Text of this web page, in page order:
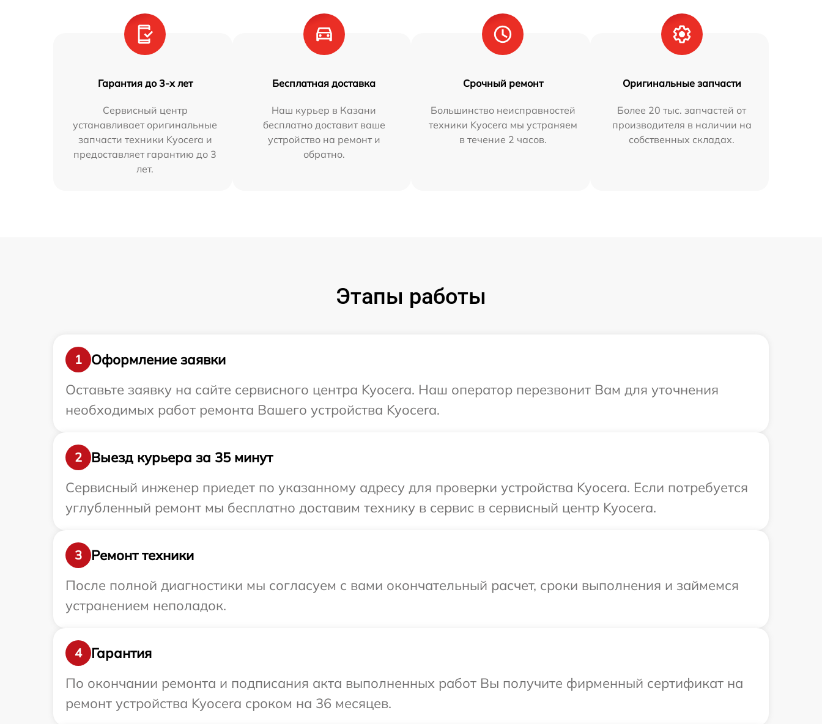
Гарантия до 3-х лет
Сервисный центр
устанавливает оригинальные
запчасти техники Kyocera и
предоставляет гарантию до 3
лет.
Бесплатная доставка
Наш курьер в Казани
бесплатно доставит ваше
устройство на ремонт и
обратно.
Срочный ремонт
Большинство неисправностей
техники Kyocera мы устраняем
в течение 2 часов.
Оригинальные запчасти
Более 20 тыс. запчастей от
производителя в наличии на
собственных складах.
Этапы работы
1
Оформление заявки
Оставьте заявку на сайте сервисного центра Kyocera. Наш оператор перезвонит Вам для уточнения
необходимых работ ремонта Вашего устройства Kyocera.
2
Выезд курьера за 35 минут
Сервисный инженер приедет по указанному адресу для проверки устройства Kyocera. Если потребуется
углубленный ремонт мы бесплатно доставим технику в сервис в сервисный центр Kyocera.
3
Ремонт техники
После полной диагностики мы согласуем с вами окончательный расчет, сроки выполнения и займемся
устранением неполадок.
4
Гарантия
По окончании ремонта и подписания акта выполненных работ Вы получите фирменный сертификат на
ремонт устройства Kyocera сроком на 36 месяцев.